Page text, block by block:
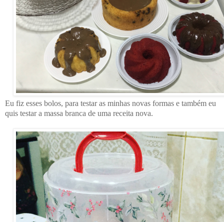
Eu fiz esses bolos, para testar as minhas novas formas e também eu
quis testar a massa branca de uma receita nova.